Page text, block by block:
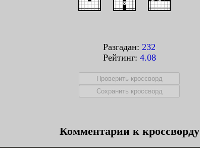
Разгадан: 232
Рейтинг: 4.08
Комментарии к кроссворду